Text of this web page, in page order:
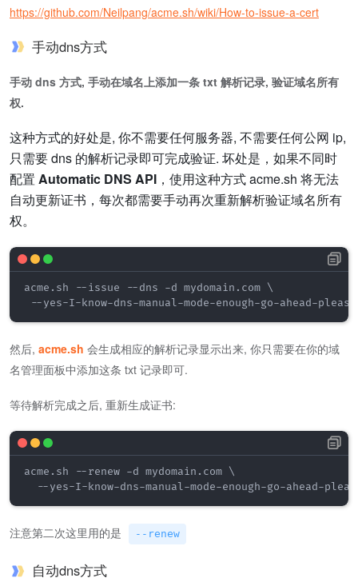
https://github.com/Neilpang/acme.sh/wiki/How-to-issue-a-cert
手动dns方式
手动 dns 方式, 手动在域名上添加一条 txt 解析记录, 验证域名所有
权.
这种方式的好处是, 你不需要任何服务器, 不需要任何公网 ip,
只需要 dns 的解析记录即可完成验证. 坏处是，如果不同时
配置 Automatic DNS API ，使用这种方式acme.sh 将无法
自动更新证书，每次都需要手动再次重新解析验证域名所有
权。
acme.sh --issue --dns -d mydomain.com \
--yes-I-know-dns-manual-mode-enough-go-ahead-please
然后, acme.sh 会生成相应的解析记录显示出来, 你只需要在你的域
名管理面板中添加这条 txt 记录即可.
等待解析完成之后, 重新生成证书:
acme.sh --renew -d mydomain.com \
--yes-I-know-dns-manual-mode-enough-go-ahead-
注意第二次这里用的是 --renew
自动dns方式